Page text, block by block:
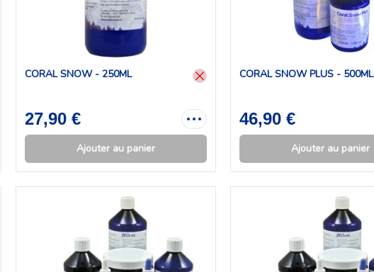
CORAL SNOW - 250ML
27,90 €
Ajouter au panier
CORAL SNOW PLUS - 500ML
46,90 €
Ajouter au panier